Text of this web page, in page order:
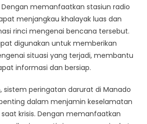
memanfaatkan stasiun radio
menjangkau khalayak luas dan
rinci mengenai bencana tersebut.
digunakan untuk memberikan
situasi yang terjadi, membantu
informasi dan bersiap.
sistem peringatan darurat di Manado
dalam menjamin keselamatan
krisis. Dengan memanfaatkan